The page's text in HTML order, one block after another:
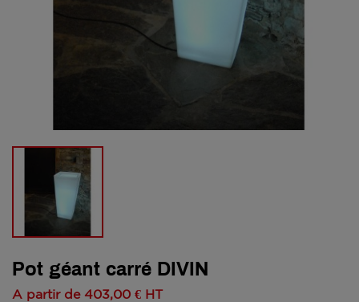
Pot géant carré DIVIN
A partir de 403,00 € HT